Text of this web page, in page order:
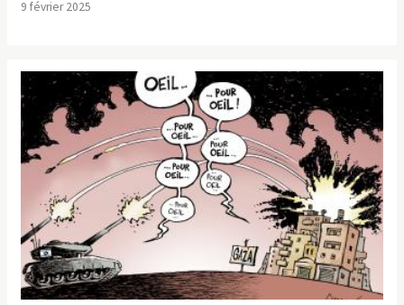
9 février 2025